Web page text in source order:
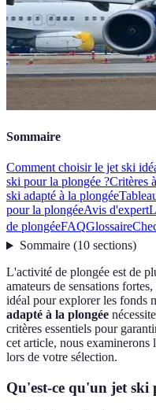
Sommaire
Comment choisir le jet ski
ski pour la plongée ?Critères
ski adapté à la plongée
pour la plongéeAvis d'expert
de plongéeFAQGlossaire
Sommaire(10 sections)
L'activité de plongée est de
amateurs de sensations
idéal pour explorer les fonds
adapté à la plongée
critères essentiels pour
cet article, nous examinerons
lors de votre sélection.
Qu'est-ce qu'un jet ski